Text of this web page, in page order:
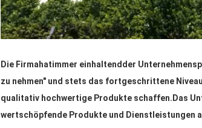
Die Firmahatimmer einhaltendder
zu nehmen" und stets das fortgeschrittene
qualitativ hochwertige Produkte schaffen. Das
wertschöpfende Produkte und Dienstleistungen